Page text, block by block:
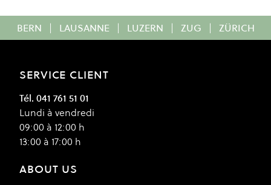
BERN | LAUSANNE | LUZERN | ZUG | ZÜRICH
SERVICE CLIENT
Tél. 041 761 51 01
Lundi à vendredi
09:00 à 12:00 h
13:00 à 17:00 h
ABOUT US